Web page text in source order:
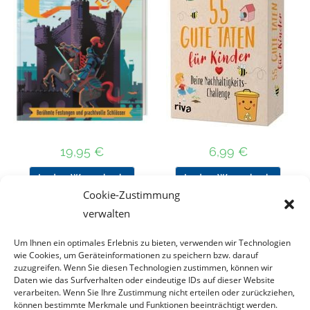
Cookie-Zustimmung
verwalten
Um Ihnen ein optimales Erlebnis zu bieten, verwenden wir Technologien
wie Cookies, um Geräteinformationen zu speichern bzw. darauf
zuzugreifen. Wenn Sie diesen Technologien zustimmen, können wir
Daten wie das Surfverhalten oder eindeutige IDs auf dieser Website
verarbeiten. Wenn Sie Ihre Zustimmung nicht erteilen oder zurückziehen,
können bestimmte Merkmale und Funktionen beeinträchtigt werden.
19,95 €
In den Warenkorb
6,99 €
In den Warenkorb
Nach Preis filtern
Kategorie
auswählen